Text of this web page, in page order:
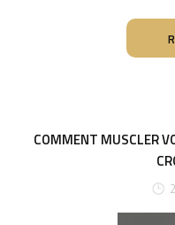
COMMENT MUSCLER